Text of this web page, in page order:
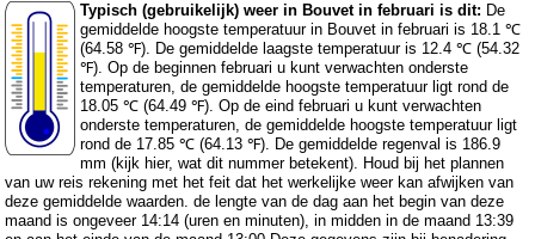
Typisch (gebruikelijk) weer in Bouvet in februari is dit: De
gemiddelde hoogste temperatuur in Bouvet in februari is 18.1 ℃
(64.58 ℉). De gemiddelde laagste temperatuur is 12.4 ℃ (54.32
℉). Op de beginnen februari u kunt verwachten onderste
temperaturen, de gemiddelde hoogste temperatuur ligt rond de
18.05 ℃ (64.49 ℉). Op de eind februari u kunt verwachten
onderste temperaturen, de gemiddelde hoogste temperatuur ligt
rond de 17.85 ℃ (64.13 ℉). De gemiddelde regenval is 186.9
mm (kijk hier, wat dit nummer betekent). Houd bij het plannen
van uw reis rekening met het feit dat het werkelijke weer kan afwijken van
deze gemiddelde waarden. de lengte van de dag aan het begin van deze
maand is ongeveer 14:14 (uren en minuten), in midden in de maand 13:39